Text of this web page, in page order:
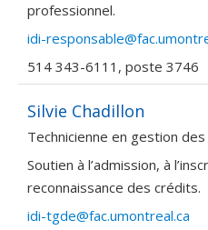
professionnel.
idi-
514 343-6111, poste 3746
Silvie Chadillon
Technicienne en gestion
Soutien à l’admission, à
reconnaissance des crédits.
idi-tgde@fac.umontreal.ca